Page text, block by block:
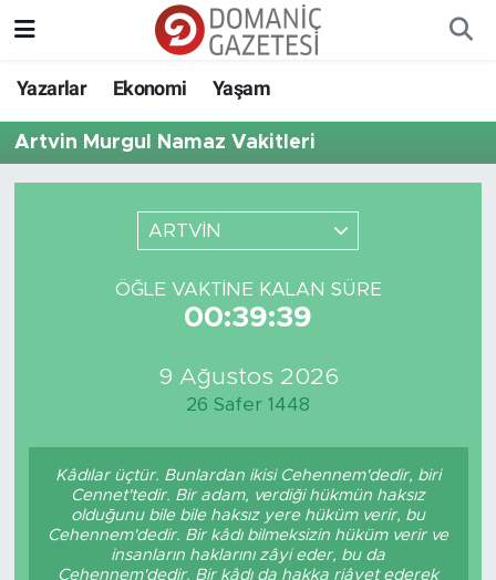
Yazarlar Ekonomi Yaşam
Artvin Murgul Namaz Vakitleri
ARTVİN
ÖĞLE VAKTINE KALAN SÜRE
00:39:39
9 Ağustos 2026
26 Safer 1448
Kâdılar üçtür. Bunlardan ikisi Cehennem'dedir, biri
Cennet'tedir. Bir adam, verdiği hükmün haksız
olduğunu bile bile haksız yere hüküm verir, bu
Cehennem'dedir. Bir kâdı bilmeksizin hüküm verir ve
insanların haklarını zâyi eder, bu da
Cehennem'dedir. Bir kâdı da hakka riâyet ederek